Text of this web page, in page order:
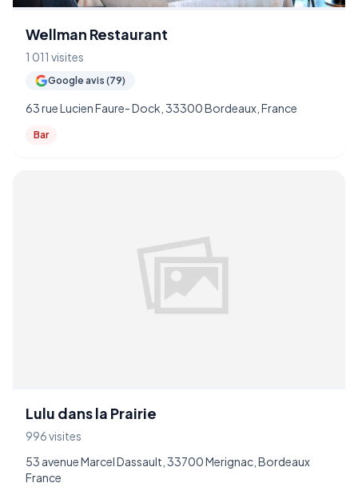
Wellman Restaurant
1 011 visites
Google avis (79)
63 rue Lucien Faure- Dock, 33300 Bordeaux, France
Bar
Lulu dans la Prairie
996 visites
53 avenue Marcel Dassault, 33700 Merignac, Bordeaux
France